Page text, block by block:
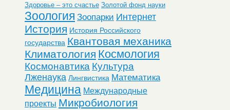
Здоровье – это счастье Золотой фонд науки
Зоология Зоопарки Интернет
История История Российского
государства Квантовая механика
Климатология Космология
Космонавтика Культура
Лженаука Лингвистика Математика
Медицина Международные
проекты Микробиология